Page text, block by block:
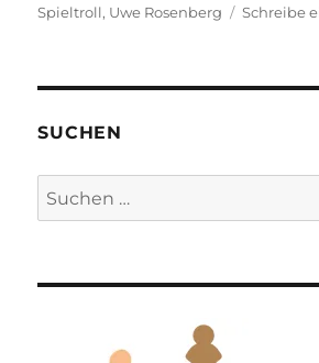
Spieltroll, Uwe Rosenberg Schreibe
SUCHEN
Suchen
nach: